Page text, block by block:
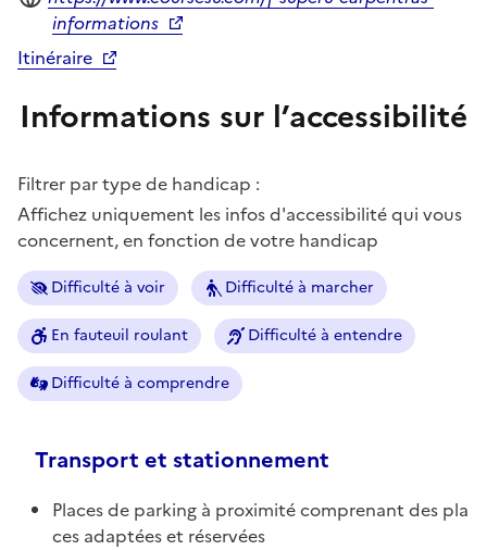
informations
Itinéraire
Informations sur l’accessibilité
Filtrer par type de handicap :
Affichez uniquement les infos d'accessibilité qui vous
concernent, en fonction de votre handicap
Difficulté à voir Difficulté à marcher
En fauteuil roulant Difficulté à entendre
Difficulté à comprendre
Transport et stationnement
Places de parking à proximité comprenant des pla
ces adaptées et réservées